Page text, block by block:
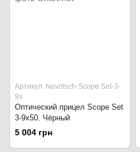
Артикул: Novritsch-Scope Set-3-
9x
Оптический прицел Scope Set
3-9x50. Чёрный
5 004 грн